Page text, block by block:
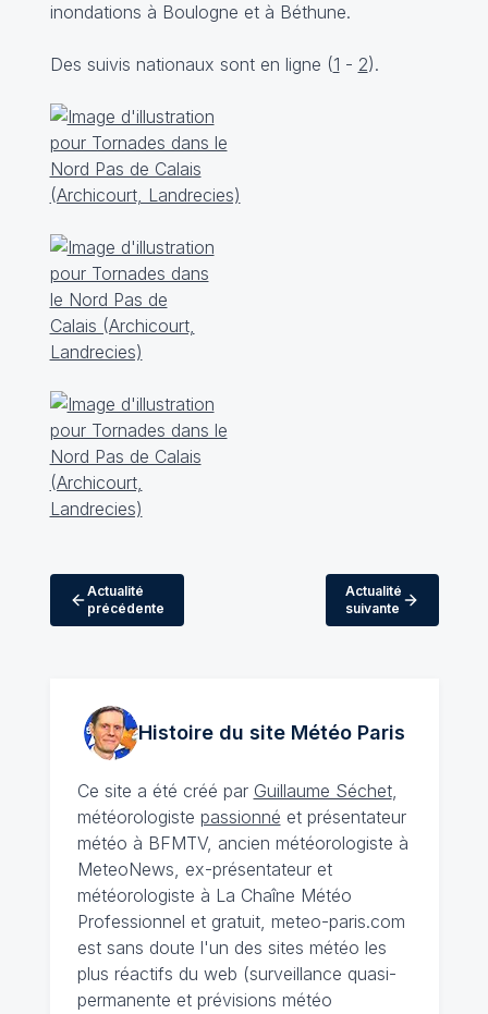
inondations à Boulogne et à Béthune.
Des suivis nationaux sont en ligne (1 - 2).
Actualité
précédente
Actualité
suivante
Histoire du site MétéoParis
Ce site a été créé par Guillaume Séchet,
météorologiste passionné et présentateur
météo à BFMTV, ancien météorologiste à
MeteoNews, ex-présentateur et
météorologiste à La Chaîne Météo
Professionnel et gratuit, meteo-paris.com
est sans doute l'un des sites météo les
plus réactifs du web (surveillance quasi-
permanente et prévisions météo